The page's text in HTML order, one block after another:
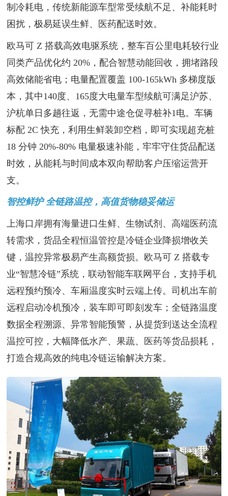
制冷耗电，传统新能源车型常受续航不足、补能耗时
困扰，极易延误生鲜、医药配送时效。
欧马可 Z 搭载高效电驱系统，整车百公里电耗较行业
同类产品优化约 20%，配合智慧动能回收，拥堵路段
高效储能省电；电量配置覆盖 100-165kWh 多梯度版
本，其中140度、165度大电量车型续航可满足沪苏、
沪杭单日多趟往返，无需中途仓促寻桩补1电。车辆
标配 2C 快充，利用生鲜装卸空档，即可实现超充桩
18 分钟 20%-80% 电量极速补能，牢牢守住货品配送
时效，从能耗与时间成本双向帮助客户压缩运营开
支。
智控鲜护 全链路温控，高值货物稳妥储运
上海口岸拥有海量进口生鲜、生物试剂、高端医药流
转需求，货品全程恒温管控是冷链企业降损增收关
键，温控异常极易产生高额货损。欧马可 Z 搭载专
业“智慧冷链”系统，联动智能车联网平台，支持手机
远程预约预冷、车厢温度实时云端上传。司机出车前
远程启动冷机预冷，装车即可即刻发车；全链路温度
数据全程溯源、异常智能预警，从提货到送达全流程
温控可控，大幅降低水产、果蔬、医药等货品损耗，
打造合规高效的纯电冷链运输解决方案。